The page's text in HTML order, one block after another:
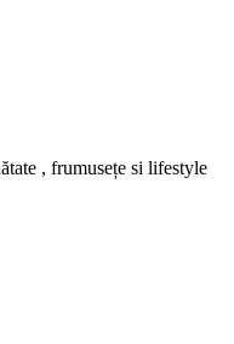
, frumusețe si lifestyle